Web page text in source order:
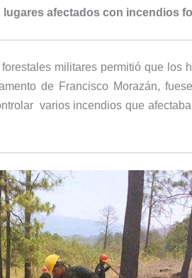
lugares afectados con incendios
militares permitió que los
de Francisco Morazán,
varios incendios que